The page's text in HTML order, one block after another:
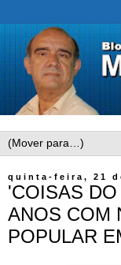
quinta-feira, 21
'COISAS
ANOS COM
POPULAR